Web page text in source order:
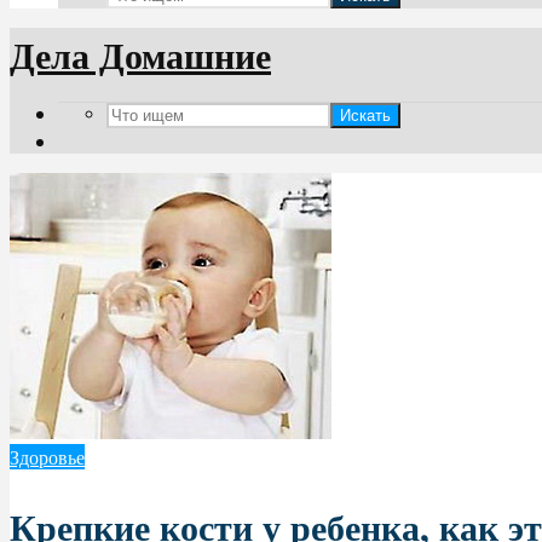
Дела Домашние
Искать
Здоровье
Крепкие кости у ребенка, как